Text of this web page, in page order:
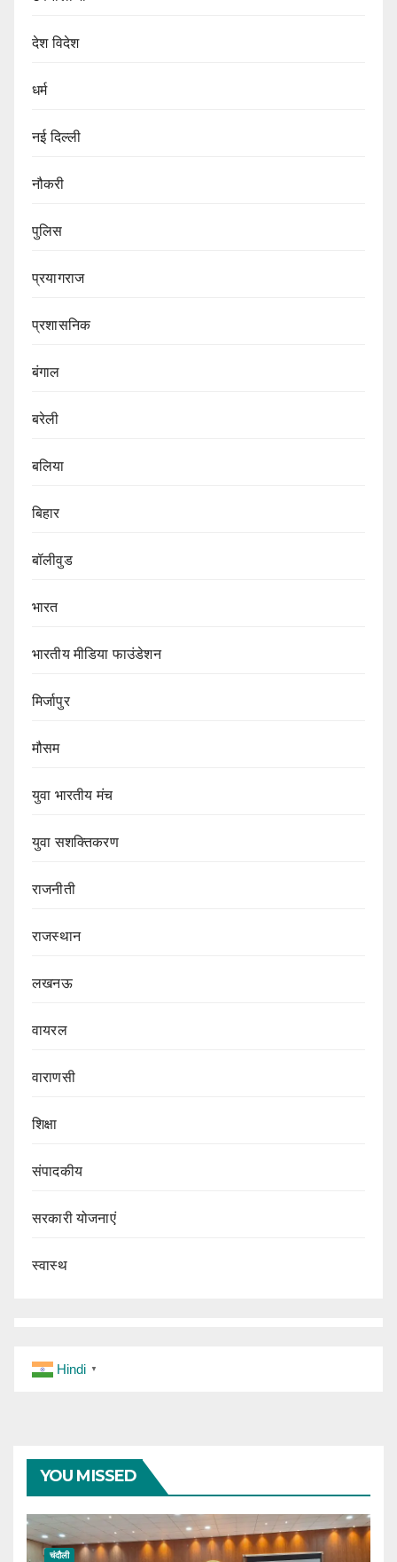
देश विदेश
धर्म
नई दिल्ली
नौकरी
पुलिस
प्रयागराज
प्रशासनिक
बंगाल
बरेली
बलिया
बिहार
बॉलीवुड
भारत
भारतीय मीडिया फाउंडेशन
मिर्जापुर
मौसम
युवा भारतीय मंच
युवा सशक्तिकरण
राजनीती
राजस्थान
लखनऊ
वायरल
वाराणसी
शिक्षा
संपादकीय
सरकारी योजनाएं
स्वास्थ
Hindi ▼
YOU MISSED
चंदौली